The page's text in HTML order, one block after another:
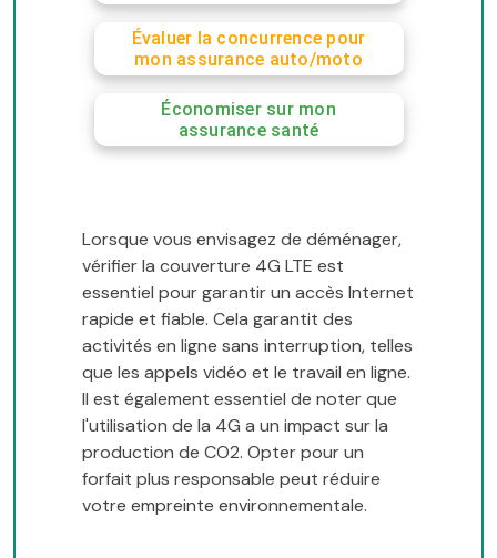
Évaluer la concurrence pour
mon assurance auto/moto
Économiser sur mon
assurance santé
Lorsque vous envisagez de déménager,
vérifier la couverture 4G LTE est
essentiel pour garantir un accès Internet
rapide et fiable. Cela garantit des
activités en ligne sans interruption, telles
que les appels vidéo et le travail en ligne.
Il est également essentiel de noter que
l'utilisation de la 4G a un impact sur la
production de CO2. Opter pour un
forfait plus responsable peut réduire
votre empreinte environnementale.